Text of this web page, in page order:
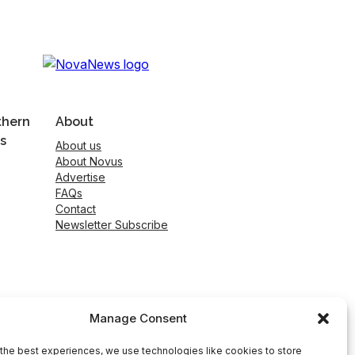
Manage Consent
best experiences, we use technologies like cookies to store
About
About us
About Novus
Advertise
FAQs
Contact
Newsletter Subscribe